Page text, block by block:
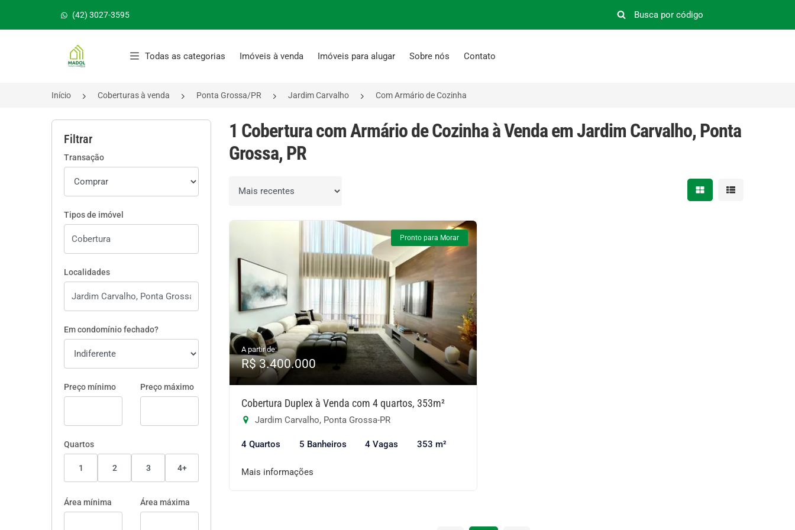
(42) 3027-3595
Página inicial
Todas as categorias Imóveis à venda Imóveis para alugar Sobre nós Contato
Início Coberturas à venda Ponta Grossa/PR Jardim Carvalho Com Armário de Cozinha
Filtrar
Transação
Tipos de imóvel
Localidades
Em condomínio fechado?
Preço mínimo Preço máximo
Quartos
1 2 3 4+
Área mínima Área máxima
1 Cobertura com Armário de Cozinha à Venda em Jardim Carvalho, Ponta
Grossa, PR
Ordenar por Mostrar resultados em
Mostrar
Pronto para Morar
A partir de:
R$ 3.400.000
Cobertura Duplex à Venda com 4 quartos, 353m²
Jardim Carvalho, Ponta Grossa-PR
4 Quartos 5 Banheiros 4 Vagas 353 m²
Mais informações